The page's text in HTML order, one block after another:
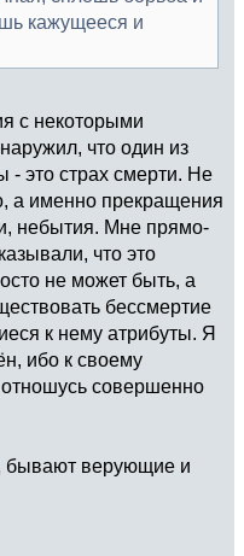
кажущееся и
с некоторыми
что один из
- это страх смерти. Не
а именно прекращения
небытия. Мне прямо-
что это
не может быть, а
бессмертие
к нему атрибуты. Я
ибо к своему
совершенно
бывают верующие и